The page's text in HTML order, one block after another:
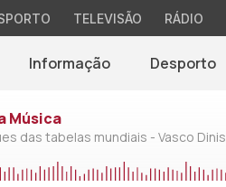
TELEVISÃO RÁDIO
Informação Desporto
Música
das tabelas mundiais - Vasco Dinis